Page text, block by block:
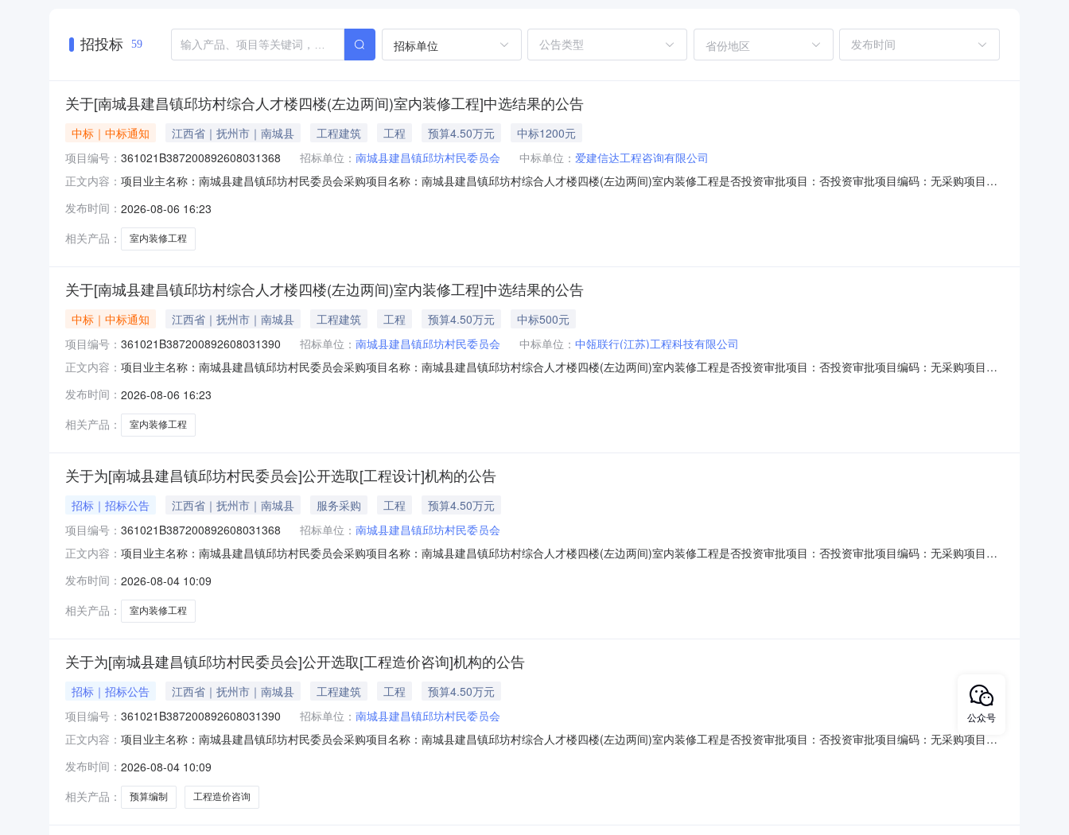
招投标 59 招标单位 省份地区
关于[南城县建昌镇邱坊村综合人才楼四楼(左边两间)室内装修工程]中选结果的公告
中标｜中标通知 江西省｜抚州市｜南城县 工程建筑 工程 预算4.50万元
中标1200元
项目编号： 361021B387200892608031368 招标单位： 南城县建昌镇邱坊村民委员会 中标单位： 爱建信达工程咨询有限公司
正文内容： 项目业主名称：南城县建昌镇邱坊村民委员会采购项目名称：南城县建昌镇邱坊村综合人才楼四楼(左边两间)室内装修工程是否投资审批项目：否投资审批项目编码：无采购项目编
《南城县政府投资建设项目管理办法》洽谈时间：3（个工作日）签订合同时间：15（个工作日）合同备案时间：5（个工作日）选取中介方式：邀请直选+竞价邀请
发布时间： 2026-08-06 16:23
相关产品：
室内装修工程
关于[南城县建昌镇邱坊村综合人才楼四楼(左边两间)室内装修工程]中选结果的公告
中标｜中标通知 江西省｜抚州市｜南城县 工程建筑 工程 预算4.50万元
中标500元
项目编号： 361021B387200892608031390 招标单位： 南城县建昌镇邱坊村民委员会 中标单位： 中瓴联行(江苏)工程科技有限公司
正文内容： 项目业主名称：南城县建昌镇邱坊村民委员会采购项目名称：南城县建昌镇邱坊村综合人才楼四楼(左边两间)室内装修工程是否投资审批项目：否投资审批项目编码：无采购项目编
印发《南城县政府投资建设项目管理办法》洽谈时间：3（个工作日）签订合同时间：15（个工作日）合同备案时间：5（个工作日）选取中介方式：邀请直选+竞价
发布时间： 2026-08-06 16:23
相关产品：
室内装修工程
关于为[南城县建昌镇邱坊村民委员会]公开选取[工程设计]机构的公告
招标｜招标公告 江西省｜抚州市｜南城县 服务采购 工程
预算4.50万元
项目编号： 361021B387200892608031368 招标单位： 南城县建昌镇邱坊村民委员会
正文内容： 项目业主名称：南城县建昌镇邱坊村民委员会采购项目名称：南城县建昌镇邱坊村综合人才楼四楼(左边两间)室内装修工程是否投资审批项目：否投资审批项目编码：无采购项目编
法》服务内容：工程设计洽谈时间：3（个工作日）签订合同时间：15（个工作日）资质要求：丙级备案要求说明：无其他要求说明：无选取中介方式：邀请直选+竞价邀请的中介：
中创合
发布时间： 2026-08-04 10:09
相关产品：
室内装修工程
关于为[南城县建昌镇邱坊村民委员会]公开选取[工程造价咨询]机构的公告
招标｜招标公告 江西省｜抚州市｜南城县 工程建筑 工程
预算4.50万元
项目编号： 361021B387200892608031390 招标单位： 南城县建昌镇邱坊村民委员会
正文内容： 项目业主名称：南城县建昌镇邱坊村民委员会采购项目名称：南城县建昌镇邱坊村综合人才楼四楼(左边两间)室内装修工程是否投资审批项目：否投资审批项目编码：无采购项目编
办法》服务内容：预算编制洽谈时间：3（个工作日）签订合同时间：15（个工作日）资质要求：备案要求说明：无其他要求说明：无选取中介方式：邀请直选+竞价邀请的中介：江
西邦
发布时间： 2026-08-04 10:09
相关产品：
预算编制 工程造价咨询
公众号